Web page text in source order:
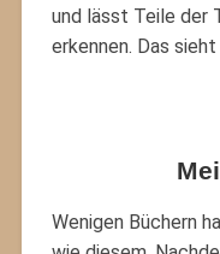
und lässt Teile der
erkennen. Das
Wenigen Büchern